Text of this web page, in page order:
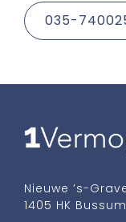
035-
Nieuwe ’s-
1405 HK Bussum